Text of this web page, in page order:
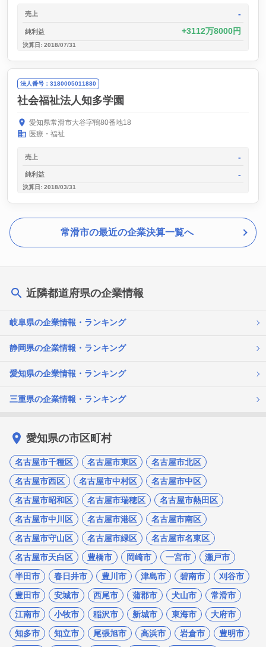
売上 -
純利益 3112万8000円
決算日: 2018/07/31
法人番号：3180005011880
社会福祉法人知多学園
愛知県常滑市大谷字鴨80番地18
医療・福祉
売上 -
純利益 -
決算日: 2018/03/31
常滑市の最近の企業決算一覧へ
近隣都道府県の企業情報
岐阜県の企業情報・ランキング
静岡県の企業情報・ランキング
愛知県の企業情報・ランキング
三重県の企業情報・ランキング
愛知県の市区町村
名古屋市千種区 名古屋市東区
名古屋市北区
名古屋市西区
名古屋市中村区
名古屋市中区
名古屋市昭和区
名古屋市瑞穂区
名古屋市熱田区
名古屋市中川区
名古屋市港区
名古屋市南区
名古屋市守山区
名古屋市緑区
名古屋市名東区
名古屋市天白区
豊橋市 岡崎市 一宮市
瀬戸市
半田市
春日井市 豊川市 津島市 碧南市
刈谷市
豊田市
安城市 西尾市 蒲郡市 犬山市
常滑市
江南市
小牧市 稲沢市 新城市 東海市
大府市
知多市
知立市 尾張旭市 高浜市 岩倉市 豊明市